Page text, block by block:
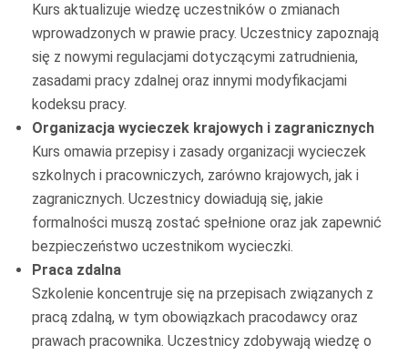
Kurs aktualizuje wiedzę uczestników o zmianach
wprowadzonych w prawie pracy. Uczestnicy zapoznają
się z nowymi regulacjami dotyczącymi zatrudnienia,
zasadami pracy zdalnej oraz innymi modyfikacjami
kodeksu pracy.
Organizacja wycieczek krajowych i zagranicznych
Kurs omawia przepisy i zasady organizacji wycieczek
szkolnych i pracowniczych, zarówno krajowych, jak i
zagranicznych. Uczestnicy dowiadują się, jakie
formalności muszą zostać spełnione oraz jak zapewnić
bezpieczeństwo uczestnikom wycieczki.
Praca zdalna
Szkolenie koncentruje się na przepisach związanych z
pracą zdalną, w tym obowiązkach pracodawcy oraz
prawach pracownika. Uczestnicy zdobywają wiedzę o